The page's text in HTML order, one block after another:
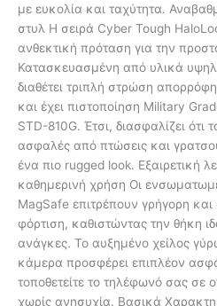
με ευκολία και ταχύτητα.
στυλ Η σειρά Cyber Tough
ανθεκτική πρόταση για την
Κατασκευασμένη από υλικά
διαθέτει τριπλή στρώση
και έχει πιστοποίηση Military
STD-810G. Έτσι, διασφαλίζει ότι
ασφαλές από πτώσεις και
ένα πιο rugged look. Εξαιρετική
καθημερινή χρήση Οι
MagSafe επιτρέπουν γρήγορη
φόρτιση, καθιστώντας την θήκη
ανάγκες. Το αυξημένο χείλος
κάμερα προσφέρει επιπλέον
τοποθετείτε το τηλέφωνό σας σε
χωρίς ανησυχία. Βασικά